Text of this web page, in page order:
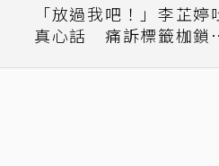
「放過我吧！」李芷婷
真心話 痛訴標籤枷鎖